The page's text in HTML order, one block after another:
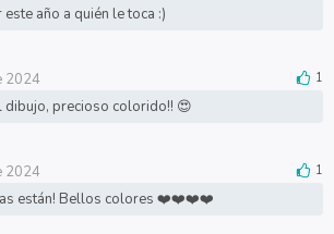
este año a quién le toca :)
2024
1
dibujo, precioso colorido!! 😍
2024
1
están! Bellos colores ❤️❤️❤️❤️